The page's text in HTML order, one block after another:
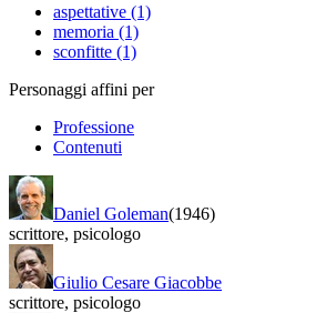
aspettative (1)
memoria (1)
sconfitte (1)
Personaggi affini per
Professione
Contenuti
Daniel Goleman(1946)
scrittore, psicologo
Giulio Cesare Giacobbe
scrittore, psicologo